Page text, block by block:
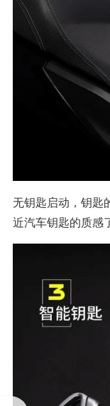
无钥匙启动，钥匙
近汽车钥匙的质感